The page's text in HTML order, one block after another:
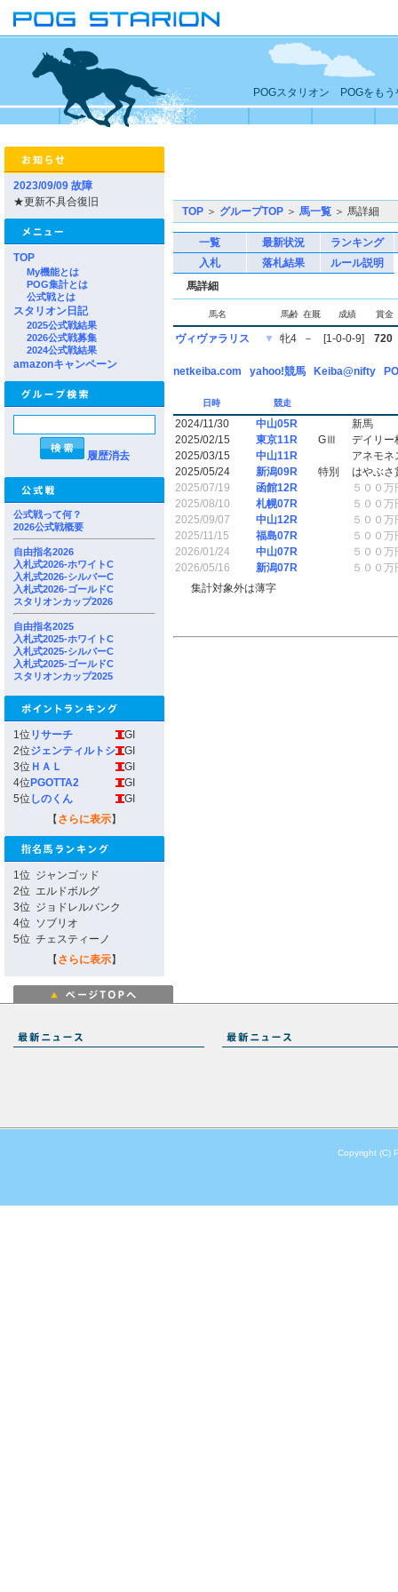
POGスタリオン POGをもう
2023/09/09 故障
★更新不具合復旧
TOP
My機能とは
POG集計とは
公式戦とは
スタリオン日記
2025公式戦結果
2026公式戦募集
2024公式戦結果
amazonキャンペーン
履歴消去
公式戦って何？
2026公式戦概要
自由指名2026
入札式2026-ホワイトC
入札式2026-シルバーC
入札式2026-ゴールドC
スタリオンカップ2026
自由指名2025
入札式2025-ホワイトC
入札式2025-シルバーC
入札式2025-ゴールドC
スタリオンカップ2025
1位 リサーチ
GI
2位ジェンティルトシ
GI
3位 ＨＡＬ
GI
4位 PGOTTA2
GI
5位 しのくん
GI
【 さらに表示】
1位 ジャンゴッド
2位 エルドボルグ
3位 ジョドレルバンク
4位 ソブリオ
5位 チェスティーノ
【 さらに表示】
TOP ＞ グループTOP ＞ 馬一覧 ＞ 馬詳細
一覧 最新状況
ランキング
入札
落札結果
ルール説明
馬詳細
馬名 馬齢 在厩 成績 賞金
ヴィヴァラリス ▼ 牝4 － [1-0-0-9] 720
netkeiba.com yahoo!競馬 Keiba@nifty
日時 競走
2024/11/30 中山05R
新馬
2025/02/15
東京11R GⅢ
デイリー
2025/03/15
中山11R
アネモネ
2025/05/24
新潟09R 特別
はやぶさ
2025/07/19
函館12R
５００万
2025/08/10
札幌07R
５００万
2025/09/07
中山12R
５００万
2025/11/15
福島07R
５００万
2026/01/24
中山07R
５００万
2026/05/16
新潟07R
５００万
集計対象外は薄字
Copyright (C)